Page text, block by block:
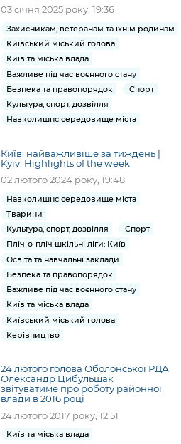
03 січня 2025 року, 19:36
Захисникам, ветеранам та їхнім родинам
Київський міський голова
Київ та міська влада
Важливе під час воєнного стану
Безпека та правопорядок
Спорт
Культура, спорт, дозвілля
Навколишнє середовище міста
Київ: найважливіше за тиждень |
Kyiv. Highlights of the week
02 лютого 2024 року, 19:48
Навколишнє середовище міста
Тварини
Культура, спорт, дозвілля
Спорт
Пліч-о-пліч шкільні ліги: Київ
Освіта та навчальні заклади
Безпека та правопорядок
Важливе під час воєнного стану
Київ та міська влада
Київський міський голова
Керівництво
24 лютого голова Оболонської РДА
Олександр Цибульщак
звітуватиме про роботу районної
влади в 2016 році
24 лютого 2017 року, 12:51
Київ та міська влада